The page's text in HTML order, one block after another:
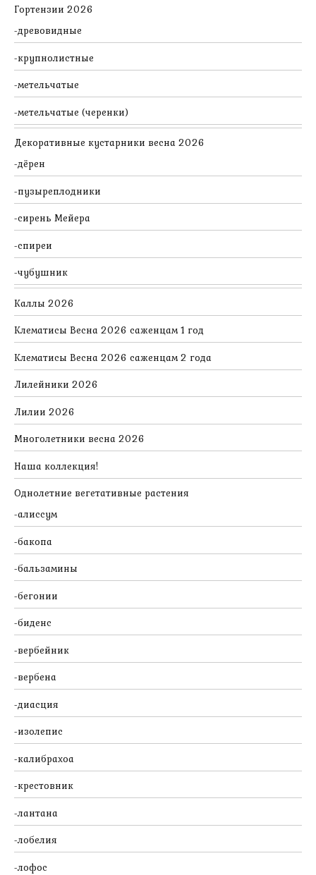
Гортензии 2026
древовидные
крупнолистные
метельчатые
метельчатые (черенки)
Декоративные кустарники весна 2026
дёрен
пузыреплодники
сирень Мейера
спиреи
чубушник
Каллы 2026
Клематисы Весна 2026 саженцам 1 год
Клематисы Весна 2026 саженцам 2 года
Лилейники 2026
Лилии 2026
Многолетники весна 2026
Наша коллекция!
Однолетние вегетативные растения
алиссум
бакопа
бальзамины
бегонии
биденс
вербейник
вербена
диасция
изолепис
калибрахоа
крестовник
лантана
лобелия
лофос